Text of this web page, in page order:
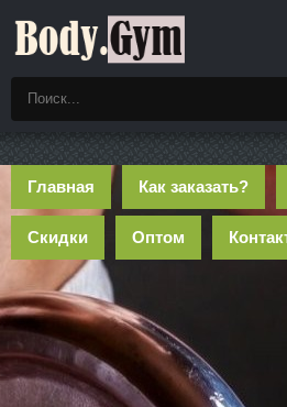
Главная Как заказать?
Скидки Оптом